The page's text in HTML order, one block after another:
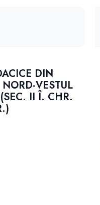
DIN
VESTUL
II Î. CHR.